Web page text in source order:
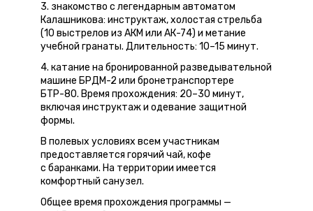
3. знакомство с легендарным автоматом
Калашникова: инструктаж, холостая стрельба
(10 выстрелов из АКМ или АК-74) и метание
учебной гранаты. Длительность: 10–15 минут.
4. катание на бронированной разведывательной
машине БРДМ-2 или бронетранспортере
БТР-80. Время прохождения: 20–30 минут,
включая инструктаж и одевание защитной
формы.
В полевых условиях всем участникам
предоставляется горячий чай, кофе
с баранками. На территории имеется
комфортный санузел.
Общее время прохождения программы —